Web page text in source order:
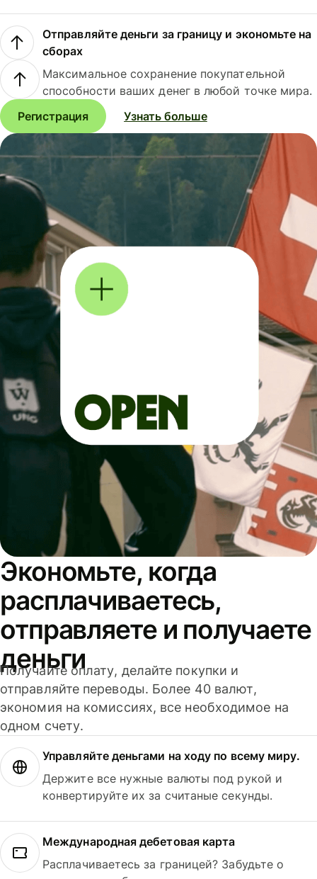
Отправляйте деньги за границу и экономьте на
сборах
Максимальное сохранение покупательной
способности ваших денег в любой точке мира.
Регистрация
Узнать больше
Экономьте, когда
расплачиваетесь,
отправляете и получаете
деньги
Получайте оплату, делайте покупки и
отправляйте переводы. Более 40 валют,
экономия на комиссиях, все необходимое на
одном счету.
Управляйте деньгами на ходу по всему миру.
Держите все нужные валюты под рукой и
конвертируйте их за считаные секунды.
Международная дебетовая карта
Расплачиваетесь за границей? Забудьте о